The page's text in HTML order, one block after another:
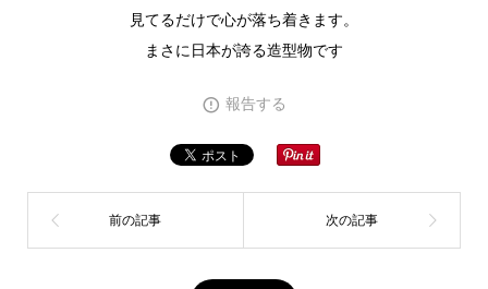
見てるだけで心が落ち着きます。
まさに日本が誇る造型物です
報告する